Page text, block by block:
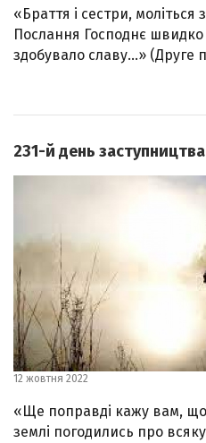
«Браття і сестри, моліться
Послання Господнє
здобувало славу…» (Друге
231-й день заступництва
12 жовтня 2022
«Ще поправді кажу вам,
землі погодились про